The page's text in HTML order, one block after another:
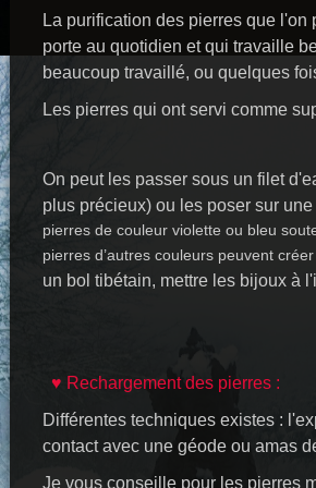
La purification des pierres que
porte au quotidien et qui travaille
beaucoup travaillé, ou quelques
Les pierres qui ont servi comme
On peut les passer sous un filet
plus précieux) ou les poser sur
pierres de couleur violette ou bleu
pierres d’autres couleurs peuvent
un bol tibétain, mettre les bijoux à
♥ Rechargement des pierres :
Différentes techniques existes :
contact avec une géode ou amas
Je vous conseille pour les pierres